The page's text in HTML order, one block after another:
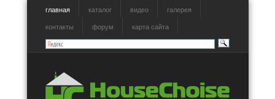
главная каталог видео
галерея
контакты
форум карта сайта